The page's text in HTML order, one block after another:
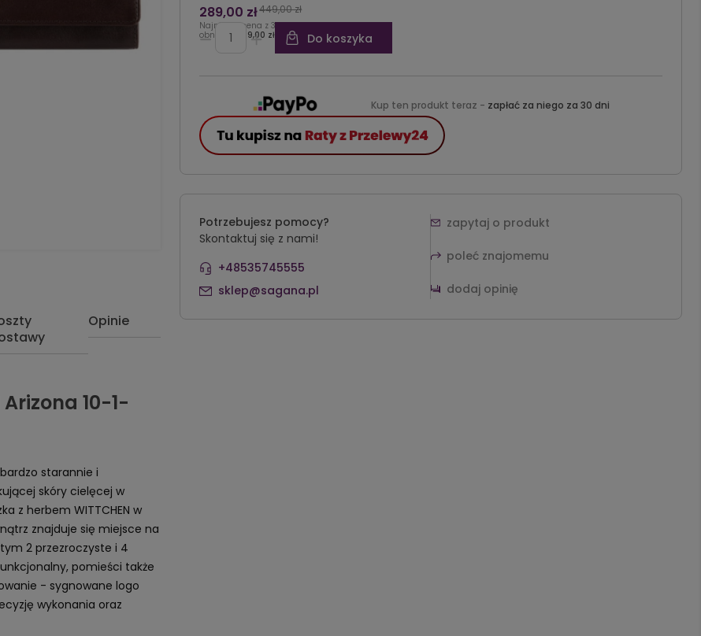
Opinie
10-1-
starannie i
skóry cielęcej w
z herbem WITTCHEN w
znajduje się miejsce na
2 przezroczyste i 4
pomieści także
- sygnowane logo
wykonania oraz
289,00 zł449,00 zł
Najniższa cena z 30 dni przed
obniżką:
449,00 zł Do koszyka
Kup ten produkt teraz - zapłać za niego za 30 dni
Potrzebujesz pomocy?
Skontaktuj się z nami!
+48535745555
sklep@sagana.pl
zapytaj o produkt
poleć znajomemu
dodaj opinię